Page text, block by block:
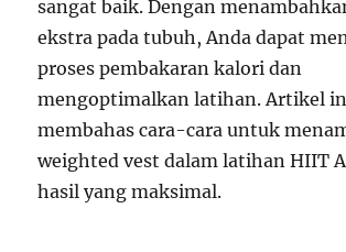
sangat baik. Dengan
ekstra pada tubuh, Anda dapat
proses pembakaran kalori dan
mengoptimalkan latihan. Artikel
membahas cara-cara untuk
weighted vest dalam latihan HIIT
hasil yang maksimal.